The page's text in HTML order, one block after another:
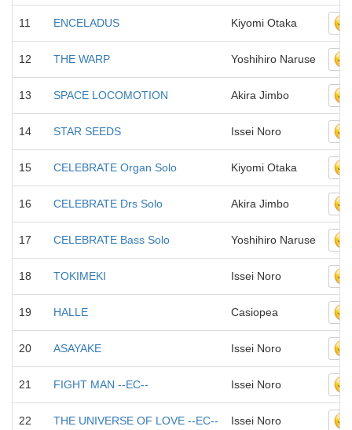
11 ENCELADUS Kiyomi Otaka
12 THE WARP Yoshihiro Naruse
13 SPACE LOCOMOTION Akira Jimbo
14 STAR SEEDS Issei Noro
15 CELEBRATE Organ Solo Kiyomi Otaka
16 CELEBRATE Drs Solo Akira Jimbo
17 CELEBRATE Bass Solo Yoshihiro Naruse
18 TOKIMEKI Issei Noro
19 HALLE Casiopea
20 ASAYAKE Issei Noro
21 FIGHT MAN --EC-- Issei Noro
22 THE UNIVERSE OF LOVE --EC-- Issei Noro